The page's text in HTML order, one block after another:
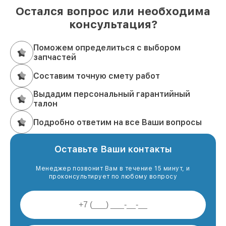
Остался вопрос или необходима
консультация?
Поможем определиться с выбором
запчастей
Составим точную смету работ
Выдадим персональный гарантийный
талон
Подробно ответим на все Ваши вопросы
Оставьте Ваши контакты
Менеджер позвонит Вам в течение 15 минут, и
проконсультирует по любому вопросу